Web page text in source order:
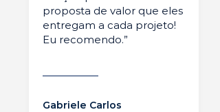
proposta de valor que eles
entregam a cada projeto!
Eu recomendo.”
Gabriele Carlos